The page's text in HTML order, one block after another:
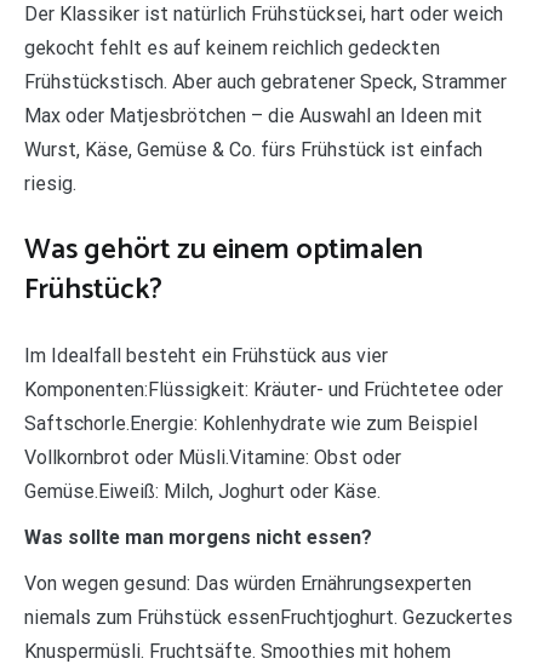
Der Klassiker ist natürlich Frühstücksei, hart oder weich
gekocht fehlt es auf keinem reichlich gedeckten
Frühstückstisch. Aber auch gebratener Speck, Strammer
Max oder Matjesbrötchen – die Auswahl an Ideen mit
Wurst, Käse, Gemüse & Co. fürs Frühstück ist einfach
riesig.
Was gehört zu einem optimalen
Frühstück?
Im Idealfall besteht ein Frühstück aus vier
Komponenten:Flüssigkeit: Kräuter- und Früchtetee oder
Saftschorle.Energie: Kohlenhydrate wie zum Beispiel
Vollkornbrot oder Müsli.Vitamine: Obst oder
Gemüse.Eiweiß: Milch, Joghurt oder Käse.
Was sollte man morgens nicht essen?
Von wegen gesund: Das würden Ernährungsexperten
niemals zum Frühstück essenFruchtjoghurt. Gezuckertes
Knuspermüsli. Fruchtsäfte. Smoothies mit hohem